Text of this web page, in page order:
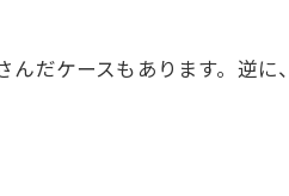
だケースもあります。逆